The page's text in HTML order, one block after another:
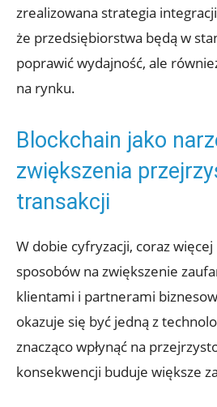
zrealizowana strategia
że przedsiębiorstwa będą w
poprawić wydajność, ale
na rynku.
Blockchain jako
zwiększenia
transakcji
W dobie cyfryzacji, coraz
sposobów na zwiększenie
klientami i partnerami
okazuje się być jedną z
znacząco wpłynąć na
konsekwencji buduje większe